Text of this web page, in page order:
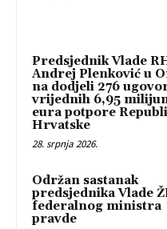
Predsjednik Vlade
Andrej Plenković u
na dodjeli 276
vrijednih 6,95
eura potpore
Hrvatske
28. srpnja 2026.
Održan sastanak
predsjednika Vlade
federalnog ministra
pravde